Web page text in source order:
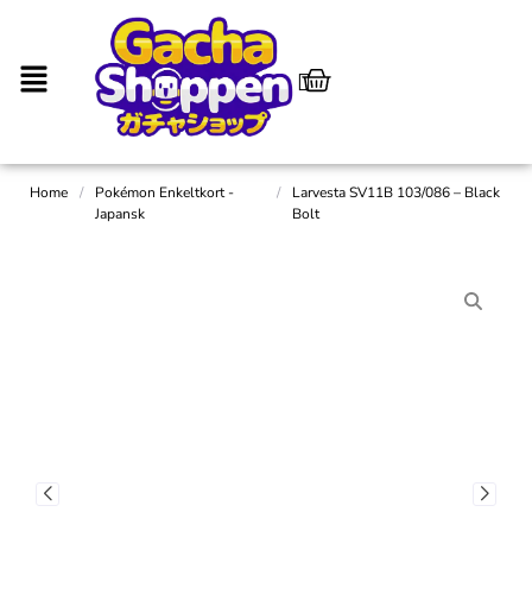
Home /
Pokémon Enkeltkort -
Japansk
/
Larvesta SV11B 103/086 – Black
Bolt